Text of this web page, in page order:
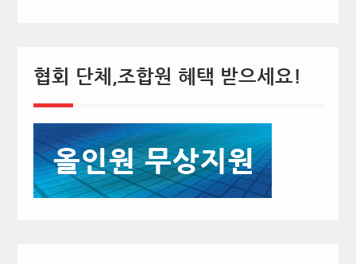
협회 단체,조합원 혜택 받으세요!